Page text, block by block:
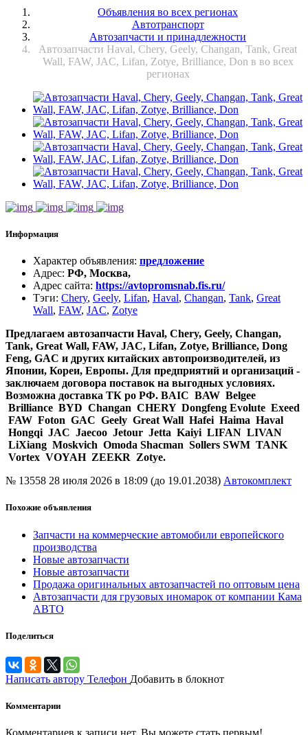
Объявления во всех регионах
Автотранспорт
Автозапчасти и принадлежности
Автозапчасти Haval, Chery, Geely, Changan, Tank, Great
Wall, FAW, JAC, Lifan, Zotye, Brilliance, Don в во всех
регионах
Информация
Характер объявления: предложение
Адрес: РФ, Москва,
Адрес сайта: https://avtopromsnab.fis.ru/
Тэги: Chery, Geely, Lifan, Haval, Changan, Tank, Great
Wall, FAW, JAC, Zotye
Предлагаем автозапчасти Haval, Chery, Geely, Changan,
Tank, Great Wall, FAW, JAC, Lifan, Zotye, Brilliance, Dong
Feng, GAC и других китайских автопроизводителей, из
Японии, Кореи, Европы. Для предприятий и организаций -
заключаем договора поставок на выгодных условиях.
Возможна доставка ТК ро РФ. BAIC BAW Belgee
Brilliance BYD Changan CHERY Dongfeng Evolute Exeed
FAW Foton GAC Geely Great Wall Hafei Haima Haval
Hongqi JAC Jaecoo Jetour Jetta Kaiyi LIFAN LIVAN
LiXiang Moskvich Omoda Shacman Sollers SWM TANK
Vortex VOYAH ZEEKR Zotye.
№ 13558 28 июля 2026 в 18:09 (до 19.01.2038) Автокомплект
Похожие объявления
Запчасти на коммерческие автомобили европейского
производства
Новые автозапчасти
Новые автозапчасти
Продажа оригинальных автозапчастей по оптовым цена
Автозапчасти для грузовых иномарок от компании Кама
АВТО
Поделиться
Написать автору Телефон Добавить в блокнот
Комментарии